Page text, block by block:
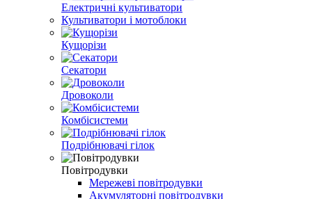
Електричні культиватори
Культиватори і мотоблоки
Кущорізи
Секатори
Дровоколи
Комбісистеми
Подрібнювачі гілок
Повітродувки
Мережеві повітродувки
Акумуляторні повітродувки